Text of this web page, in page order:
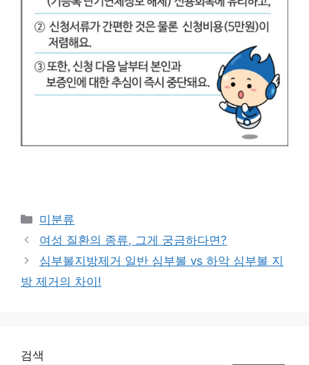
Categories
미분류
여성 질환의 종류, 그게 궁금하다면?
심부볼지방제거 일반 심부볼 vs 하악 심부볼 지
방 제거의 차이!
검색